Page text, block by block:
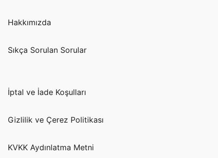
Hakkımızda
Sıkça Sorulan Sorular
İptal ve İade Koşulları
Gizlilik ve Çerez Politikası
KVKK Aydınlatma Metni